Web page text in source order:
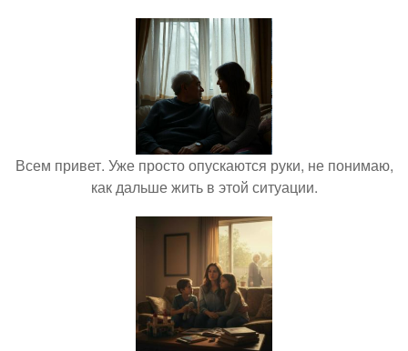
Всем привет. Уже просто опускаются руки, не понимаю,
как дальше жить в этой ситуации.